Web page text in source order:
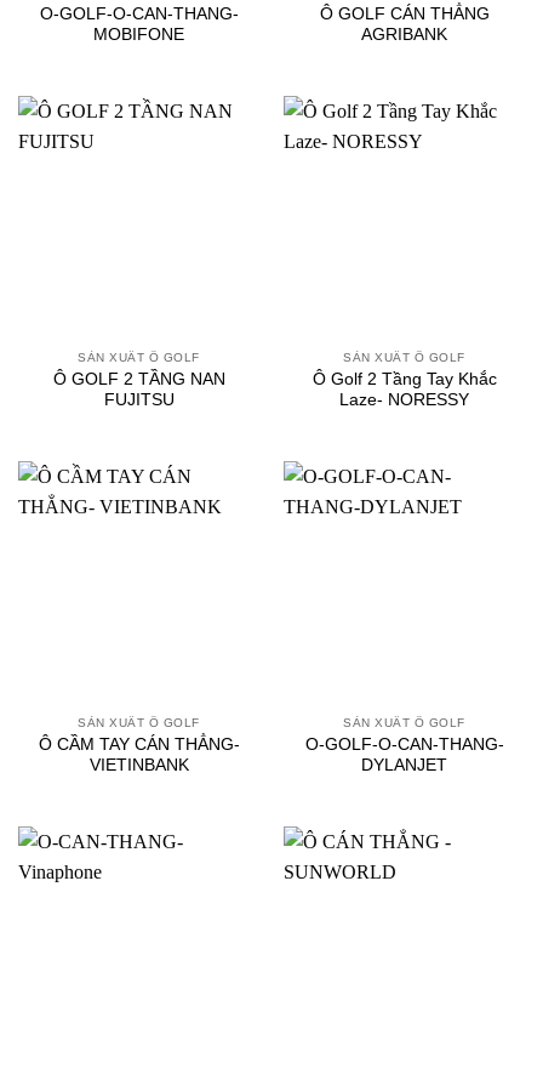
O-GOLF-O-CAN-THANG-
MOBIFONE
Ô GOLF CÁN THẲNG
AGRIBANK
SẢN XUẤT Ô GOLF
Ô GOLF 2 TẦNG NAN
FUJITSU
SẢN XUẤT Ô GOLF
Ô Golf 2 Tầng Tay Khắc
Laze- NORESSY
SẢN XUẤT Ô GOLF
Ô CẦM TAY CÁN THẲNG-
VIETINBANK
SẢN XUẤT Ô GOLF
O-GOLF-O-CAN-THANG-
DYLANJET